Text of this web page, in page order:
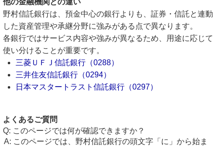
他の金融機関との違い
野村信託銀行は、預金中心の銀行よりも、証券・信託と連動
した資産管理や承継分野に強みがある点で異なります。
各銀行ではサービス内容や強みが異なるため、用途に応じて
使い分けることが重要です。
三菱ＵＦＪ信託銀行（0288）
三井住友信託銀行（0294）
日本マスタートラスト信託銀行（0297）
よくあるご質問
このページでは何が確認できますか？
このページでは、野村信託銀行の頭文字「に」から始ま